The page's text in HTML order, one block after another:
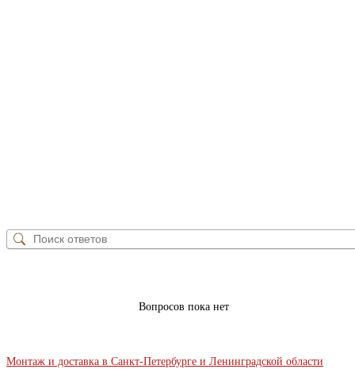
Вопросов пока нет
Монтаж и доставка в Санкт-Петербурге и Ленинградской области